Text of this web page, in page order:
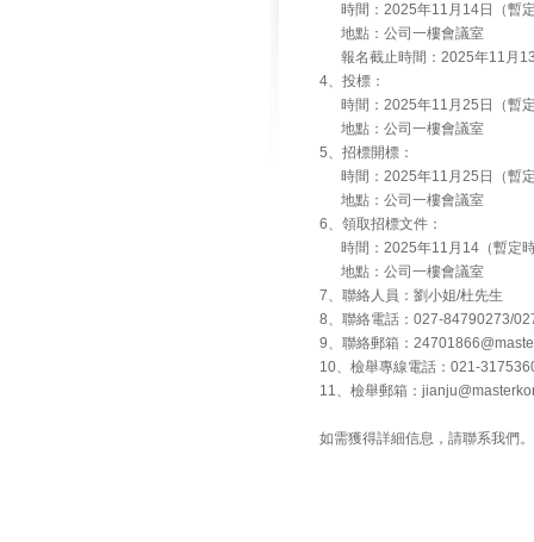
時間：2025年11月14日（暫
地點：公司一樓會議室
報名截止時間：2025年11月
4、投標：
時間：2025年11月25日（暫
地點：公司一樓會議室
5、招標開標：
時間：2025年11月25日（暫
地點：公司一樓會議室
6、領取招標文件：
時間：2025年11月14（暫定
地點：公司一樓會議室
7、聯絡人員：劉小姐/杜先生
8、聯絡電話：027-84790273/
9、聯絡郵箱：
10、檢舉專線電話：021-
11、檢舉郵箱：
如需獲得詳細信息，請聯系我們。